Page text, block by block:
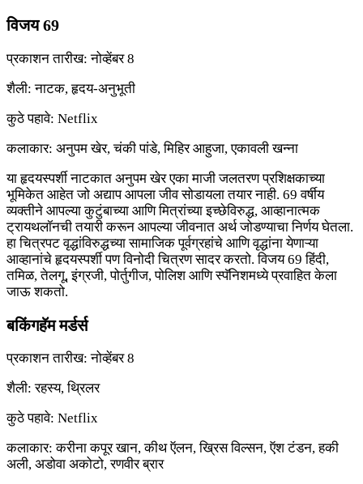
विजय 69
प्रकाशन तारीख: नोव्हेंबर 8
शैली: नाटक, हृदय-अनुभूती
कुठे पहावे: Netflix
कलाकार: अनुपम खेर, चंकी पांडे, मिहिर आहुजा, एकावली खन्ना
या हृदयस्पर्शी नाटकात अनुपम खेर एका माजी जलतरण प्रशिक्षकाच्या
भूमिकेत आहेत जो अद्याप आपला जीव सोडायला तयार नाही. 69 वर्षीय
व्यक्तीने आपल्या कुटुंबाच्या आणि मित्रांच्या इच्छेविरुद्ध, आव्हानात्मक
ट्रायथलॉनची तयारी करून आपल्या जीवनात अर्थ जोडण्याचा निर्णय घेतला.
हा चित्रपट वृद्धांविरुद्धच्या सामाजिक पूर्वग्रहांचे आणि वृद्धांना येणाऱ्या
आव्हानांचे हृदयस्पर्शी पण विनोदी चित्रण सादर करतो. विजय 69 हिंदी,
तमिळ, तेलगू, इंग्रजी, पोर्तुगीज, पोलिश आणि स्पॅनिशमध्ये प्रवाहित केला
जाऊ शकतो.
बकिंगहॅम मर्डर्स
प्रकाशन तारीख: नोव्हेंबर 8
शैली: रहस्य, थ्रिलर
कुठे पहावे: Netflix
कलाकार: करीना कपूर खान, कीथ ऍलन, ख्रिस विल्सन, ऍश टंडन, हकी
अली, अडोवा अकोटो, रणवीर ब्रार